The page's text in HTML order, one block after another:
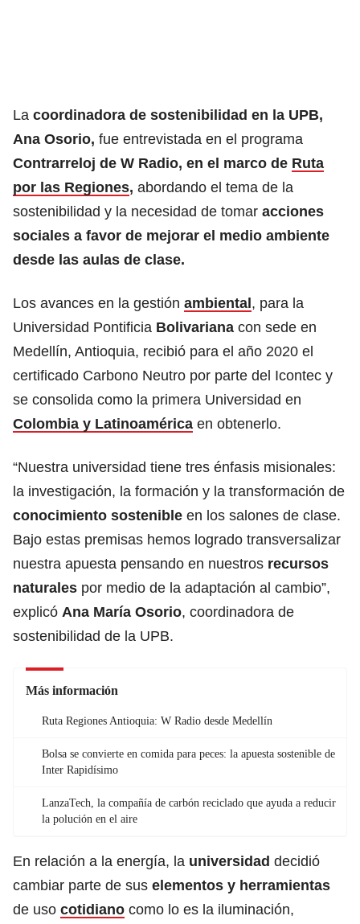
La coordinadora de sostenibilidad en la UPB,
Ana Osorio, fue entrevistada en el programa
Contrarreloj de W Radio, en el marco de Ruta
por las Regiones, abordando el tema de la
sostenibilidad y la necesidad de tomar acciones
sociales a favor de mejorar el medio ambiente
desde las aulas de clase.
Los avances en la gestión ambiental, para la
Universidad Pontificia Bolivariana con sede en
Medellín, Antioquia, recibió para el año 2020 el
certificado Carbono Neutro por parte del Icontec y
se consolida como la primera Universidad en
Colombia y Latinoamérica en obtenerlo.
“Nuestra universidad tiene tres énfasis misionales:
la investigación, la formación y la transformación de
conocimiento sostenible en los salones de clase.
Bajo estas premisas hemos logrado transversalizar
nuestra apuesta pensando en nuestros recursos
naturales por medio de la adaptación al cambio”,
explicó Ana María Osorio, coordinadora de
sostenibilidad de la UPB.
Más información
Ruta Regiones Antioquia: W Radio desde Medellín
Bolsa se convierte en comida para peces: la apuesta sostenible de
Inter Rapidísimo
LanzaTech, la compañía de carbón reciclado que ayuda a reducir
la polución en el aire
En relación a la energía, la universidad decidió
cambiar parte de sus elementos y herramientas
de uso cotidiano como lo es la iluminación,